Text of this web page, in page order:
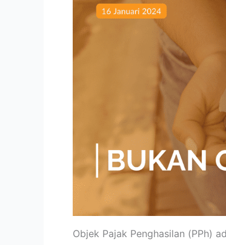
Objek Pajak Penghasilan (PPh)